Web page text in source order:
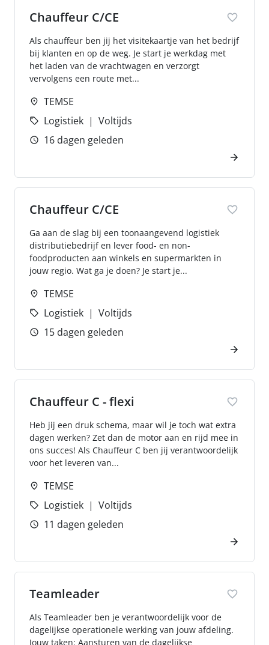
Chauffeur C/CE
Als chauffeur ben jij het visitekaartje van het bedrijf
bij klanten en op de weg. Je start je werkdag met
het laden van de vrachtwagen en verzorgt
vervolgens een route met...
TEMSE
Logistiek
Voltijds
16 dagen geleden
Chauffeur C/CE
Ga aan de slag bij een toonaangevend logistiek
distributiebedrijf en lever food- en non-
foodproducten aan winkels en supermarkten in
jouw regio. Wat ga je doen? Je start je...
TEMSE
Logistiek
Voltijds
15 dagen geleden
Chauffeur C - flexi
Heb jij een druk schema, maar wil je toch wat extra
dagen werken? Zet dan de motor aan en rijd mee in
ons succes! Als Chauffeur C ben jij verantwoordelijk
voor het leveren van...
TEMSE
Logistiek
Voltijds
11 dagen geleden
Teamleader
Als Teamleader ben je verantwoordelijk voor de
dagelijkse operationele werking van jouw afdeling.
Jouw taken: Aansturen van de dagelijkse